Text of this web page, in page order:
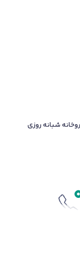
شبانه روزی